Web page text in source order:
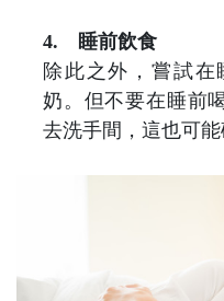
4.
睡前飲食
除此之外，嘗試
奶。但不要在睡前
去洗手間，這也可能